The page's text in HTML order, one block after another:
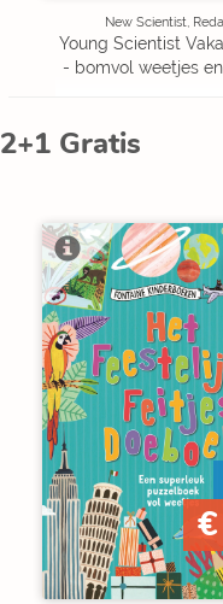
New Scientist,
Young Scientist
- bomvol weetjes
2+1 Gratis